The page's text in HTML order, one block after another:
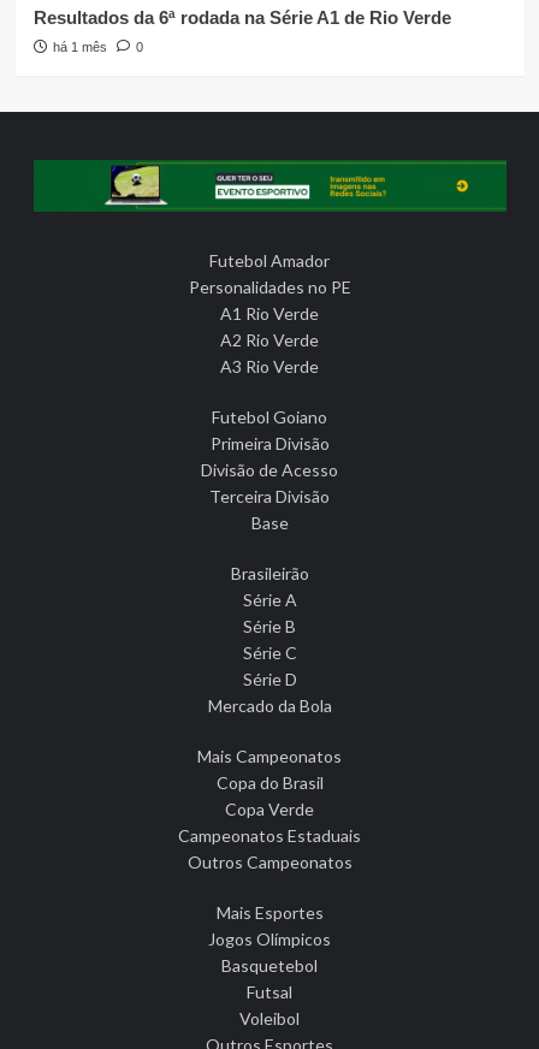
Resultados da 6ª rodada na Série A1 de Rio Verde
há 1 mês 0
Futebol Amador
Personalidades no PE
A1 Rio Verde
A2 Rio Verde
A3 Rio Verde
Futebol Goiano
Primeira Divisão
Divisão de Acesso
Terceira Divisão
Base
Brasileirão
Série A
Série B
Série C
Série D
Mercado da Bola
Mais Campeonatos
Copa do Brasil
Copa Verde
Campeonatos Estaduais
Outros Campeonatos
Mais Esportes
Jogos Olímpicos
Basquetebol
Futsal
Voleibol
Outros Esportes